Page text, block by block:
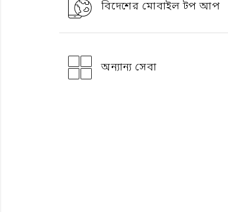
বিদেশের মোবাইল টপ আপ
অন্যান্য সেবা